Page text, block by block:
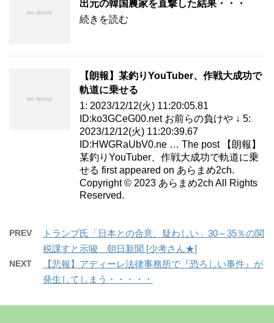
出元の韓国農家を直撃した結果・・・
続きを読む
【朗報】某釣りYouTuber、作戦大成功で
軌道に乗せる
1: 2023/12/12(火) 11:20:05.81
ID:ko3GCeG00.net お前らの負けや ↓ 5:
2023/12/12(火) 11:20:39.67
ID:HWGRaUbV0.ne … The post 【朗報】
某釣りYouTuber、作戦大成功で軌道に乗
せる first appeared on あらまめ2ch.
Copyright © 2023 あらまめ2ch All Rights
Reserved.
PREV
トランプ氏「日本との合意、疑わしい」30～35％の関
税課すと示唆 朝日新聞 [少考さん★]
NEXT
【悲報】アディーレ法律事務所で『恐ろしい事件』が
発生してしまう・・・・・